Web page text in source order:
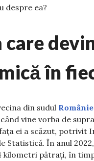
despre ea?
care
în
din sudul
vine vorba de
ei a scăzut, potrivit
Statistică. În anul
kilometri pătrați, în